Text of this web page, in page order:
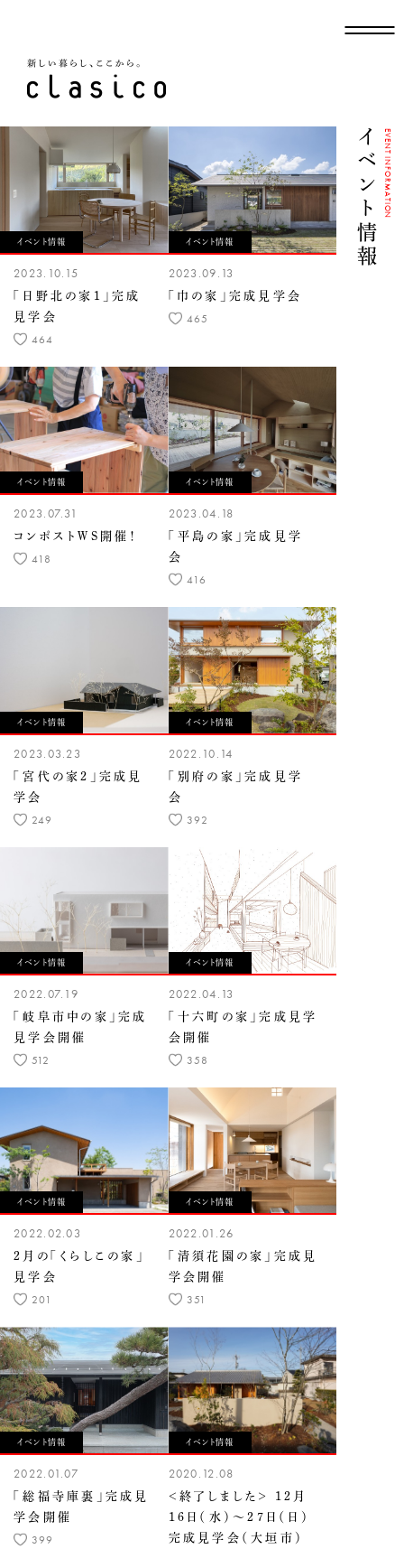
イベント情報EVENT INFORMATION
イベント情報
2023.10.15
「日野北の家１」完成
見学会
464
イベント情報
2023.09.13
「巾の家」完成見学会
465
イベント情報
2023.07.31
コンポストWS開催！
418
イベント情報
2023.04.18
「平島の家」完成見学
会
416
イベント情報
2023.03.23
「宮代の家２」完成見
学会
249
イベント情報
2022.10.14
「別府の家」完成見学
会
392
イベント情報
2022.07.19
「岐阜市中の家」完成
見学会開催
512
イベント情報
2022.04.13
「十六町の家」完成見学
会開催
358
イベント情報
2022.02.03
2月の「くらしこの家」
見学会
201
イベント情報
2022.01.26
「清須花園の家」完成見
学会開催
351
イベント情報
2022.01.07
「総福寺庫裏」完成見
学会開催
399
イベント情報
2020.12.08
＜終了しました＞ 12月
16日（水）〜27日（日）
完成見学会（大垣市）